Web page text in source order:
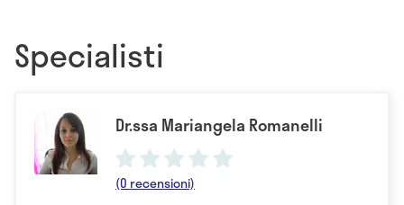
Specialisti
Dr.ssa Mariangela Romanelli
(0 recensioni)